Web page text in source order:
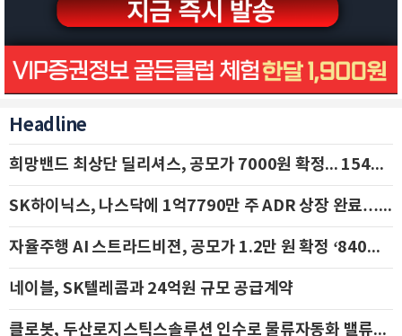
Headline
희망밴드 최상단 딜리셔스, 공모가 7000원 확정... 154억 규모 IPO 돌입
SK하이닉스, 나스닥에 1억7790만 주 ADR 상장 완료…29일 국내 추가 상장
자율주행 AI 스트라드비젼, 공모가 1.2만 원 확정 ‘840억 수혈’
네이블, SK텔레콤과 24억원 규모 공급계약
클로봇, 두산로지스틱스솔루션 인수로 물류자동화 밸류체인 확장 추진 - IBK투자증권